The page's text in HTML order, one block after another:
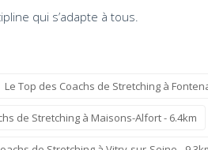
qui s’adapte à tous.
Le Top des Coachs de Stretching à
de Stretching à Maisons-Alfort - 6.4km